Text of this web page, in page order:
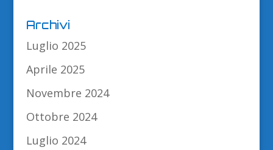
Archivi
Luglio 2025
Aprile 2025
Novembre 2024
Ottobre 2024
Luglio 2024